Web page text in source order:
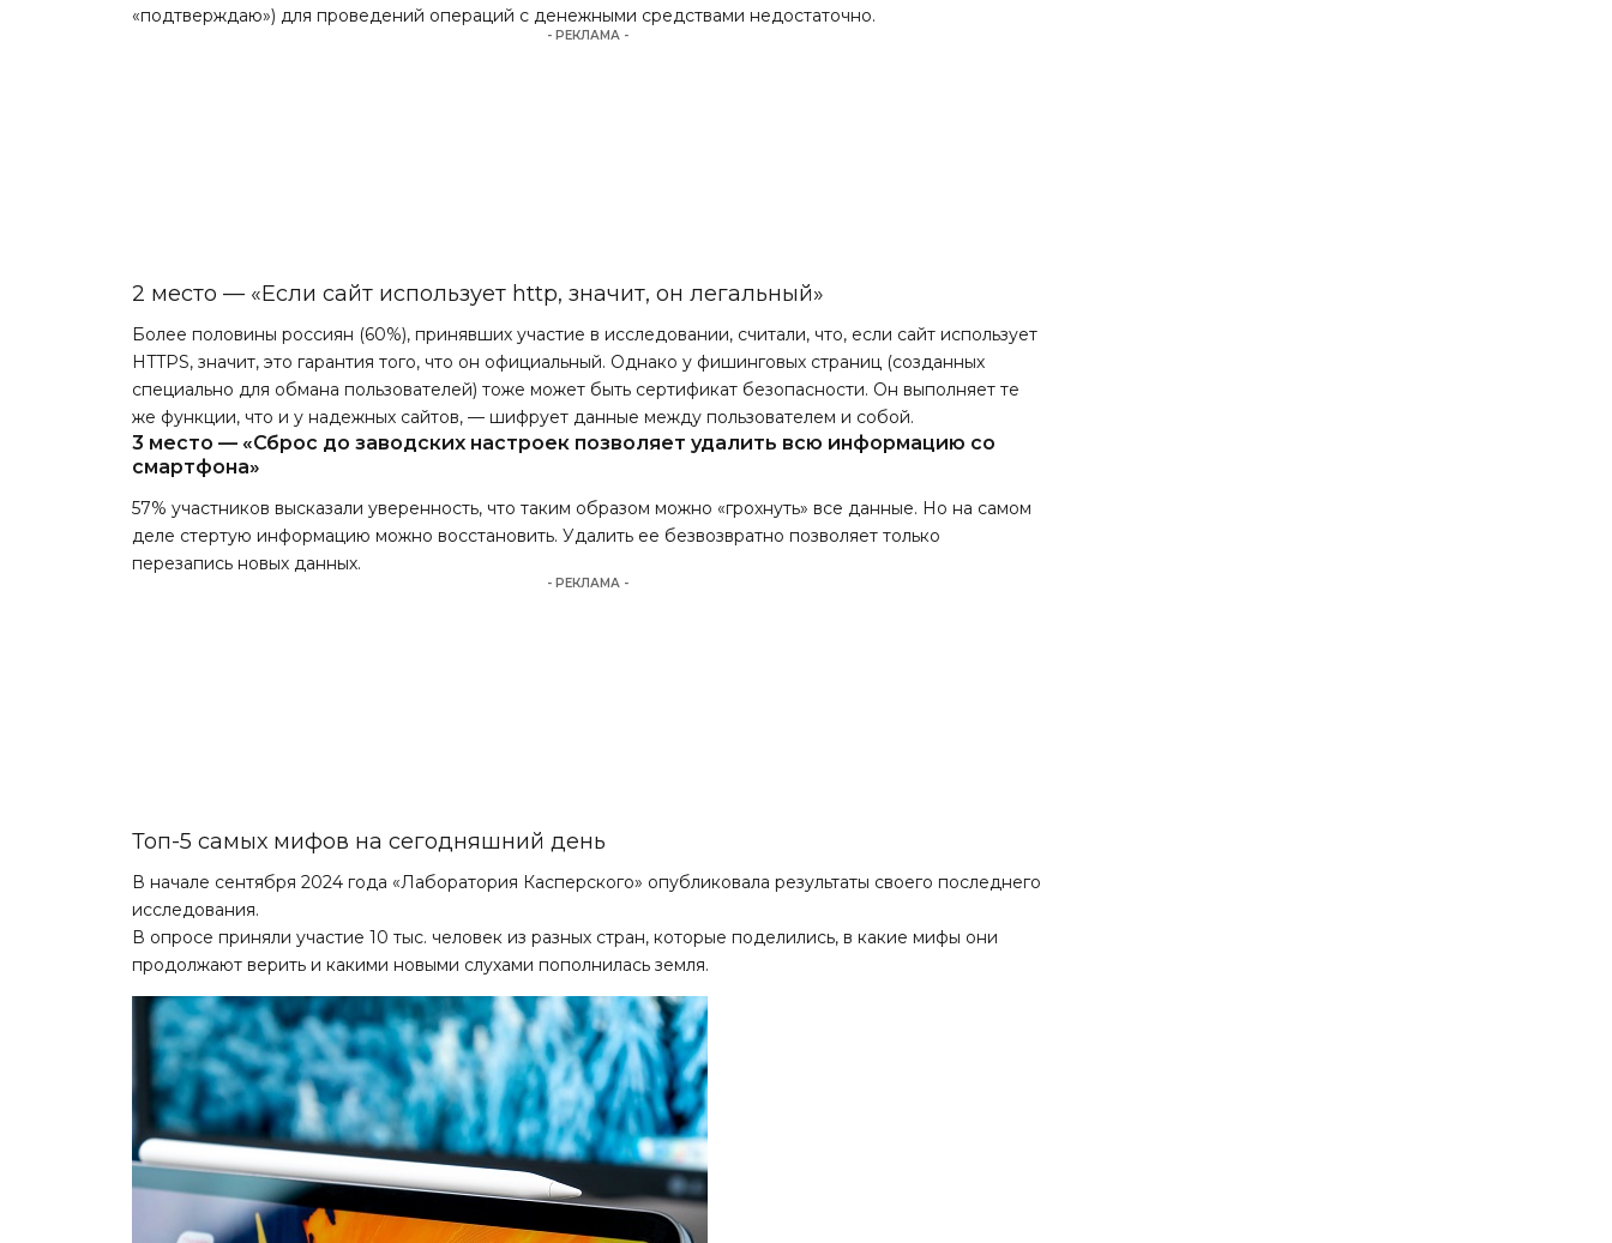
«подтверждаю») для проведений операций с денежными средствами недостаточно.
- РЕКЛАМА -
2 место — «Если сайт использует http, значит, он легальный»
Более половины россиян (60%), принявших участие в исследовании, считали, что, если сайт использует
HTTPS, значит, это гарантия того, что он официальный. Однако у фишинговых страниц (созданных
специально для обмана пользователей) тоже может быть сертификат безопасности. Он выполняет те
же функции, что и у надежных сайтов, — шифрует данные между пользователем и собой.
3 место — «Сброс до заводских настроек позволяет удалить всю информацию со
смартфона»
57% участников высказали уверенность, что таким образом можно «грохнуть» все данные. Но на самом
деле стертую информацию можно восстановить. Удалить ее безвозвратно позволяет только
перезапись новых данных.
- РЕКЛАМА -
Топ-5 самых мифов на сегодняшний день
В начале сентября 2024 года «Лаборатория Касперского» опубликоваларезультаты своего последнего
исследования.
В опросе приняли участие 10 тыс. человек из разных стран, которые поделились, в какие мифы они
продолжают верить и какими новыми слухами пополнилась земля.